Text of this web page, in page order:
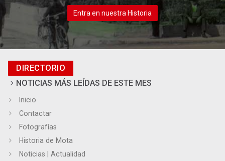
Entra en nuestra Historia
DIRECTORIO
NOTICIAS MÁS LEÍDAS DE ESTE MES
Inicio
Contactar
Fotografías
Historia de Mota
Noticias | Actualidad